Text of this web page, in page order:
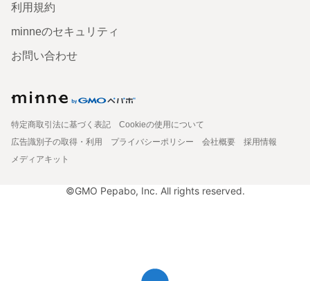
利用規約
minneのセキュリティ
お問い合わせ
特定商取引法に基づく表記
Cookieの使用について
広告識別子の取得・利用
プライバシーポリシー 会社概要
採用情報
メディアキット
©GMO Pepabo, Inc. All rights reserved.